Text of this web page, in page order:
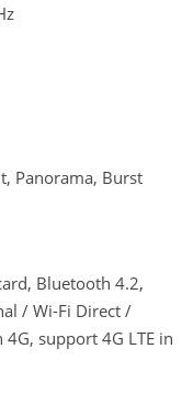
Panorama, Burst
Bluetooth 4.2,
/ Wi-Fi Direct /
support 4G LTE in